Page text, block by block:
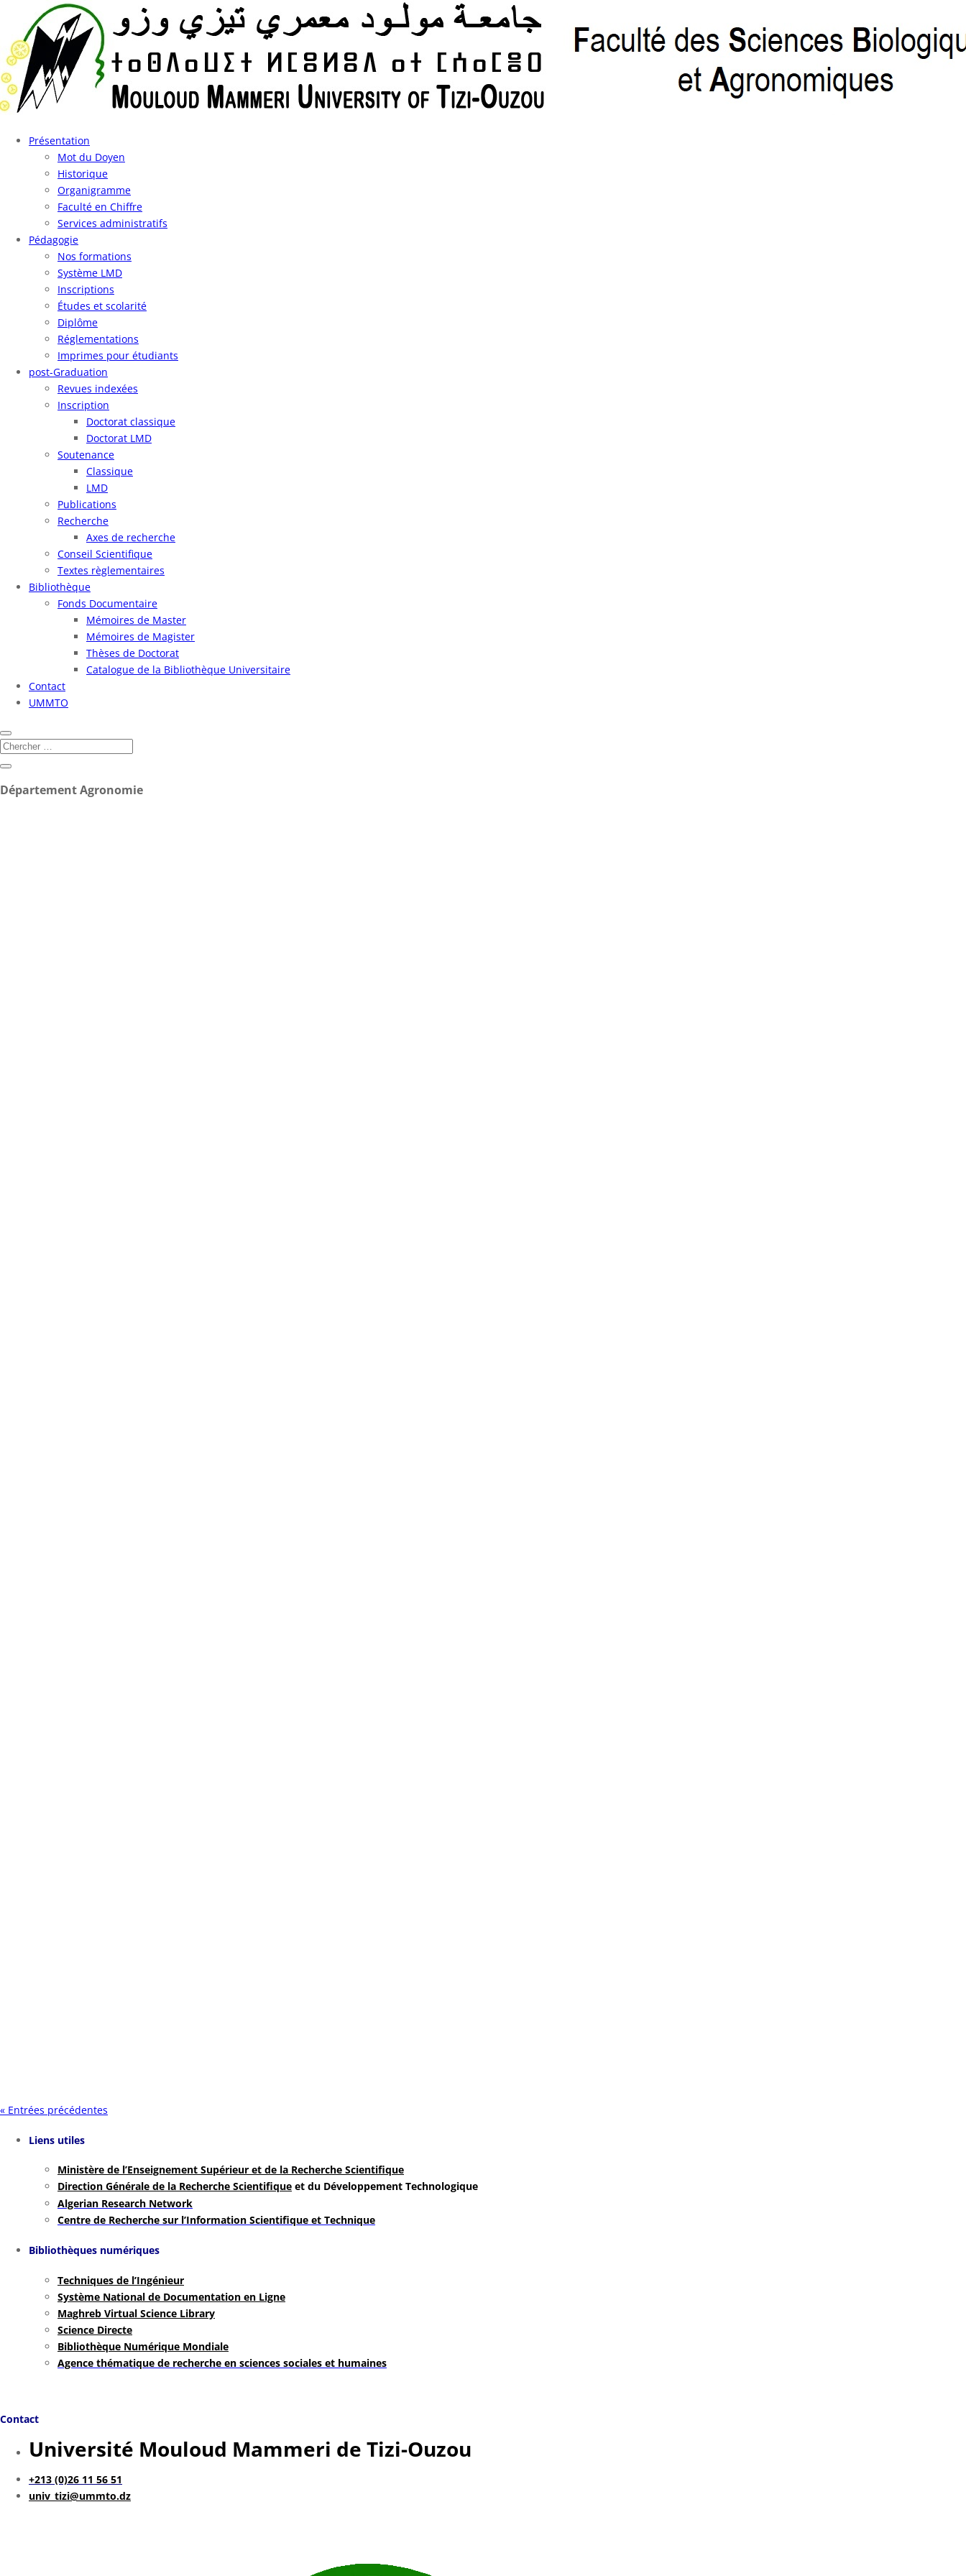
Présentation
Mot du Doyen
Historique
Organigramme
Faculté en Chiffre
Services administratifs
Pédagogie
Nos formations
Système LMD
Inscriptions
Études et scolarité
Diplôme
Réglementations
Imprimes pour étudiants
post-Graduation
Revues indexées
Inscription
Doctorat classique
Doctorat LMD
Soutenance
Classique
LMD
Publications
Recherche
Axes de recherche
Conseil Scientifique
Textes règlementaires
Bibliothèque
Fonds Documentaire
Mémoires de Master
Mémoires de Magister
Thèses de Doctorat
Catalogue de la Bibliothèque Universitaire
Contact
UMMTO
Département Agronomie
« Entrées précédentes
Liens utiles
Ministère de l’Enseignement Supérieur et de la Recherche Scientifique
Direction Générale de la Recherche Scientifique et du Développement Technologique
Algerian Research Network
Centre de Recherche sur l’Information Scientifique et Technique
Bibliothèques numériques
Techniques de l’Ingénieur
Système National de Documentation en Ligne
Maghreb Virtual Science Library
Science Directe
Bibliothèque Numérique Mondiale
Agence thématique de recherche en sciences sociales et humaines
Contact
Université Mouloud Mammeri de Tizi-Ouzou
+213 (0)26 11 56 51
univ_tizi@ummto.dz